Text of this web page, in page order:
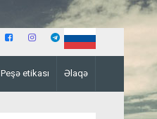
Peşə etikası Əlaqə